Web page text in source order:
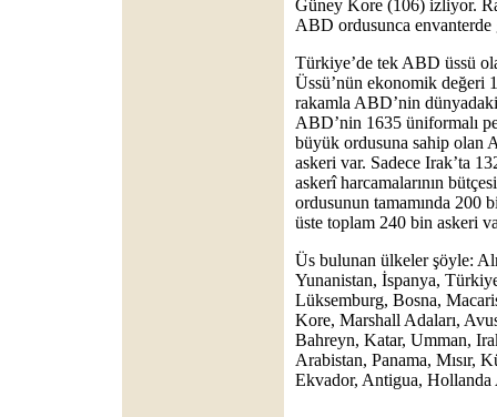
Güney Kore (106) izliyor.
ABD ordusunca
Türkiye’de tek ABD üssü
Üssü’nün ekonomik
rakamla ABD’nin
ABD’nin 1635 üniformalı
büyük ordusuna sahip olan
askeri var. Sadece Irak’ta
askerî harcamalarının
ordusunun tamamında 200
üste toplam 240 bin askeri
Üs bulunan ülkeler şöyle:
Yunanistan, İspanya,
Lüksemburg, Bosna,
Kore, Marshall Adaları,
Bahreyn, Katar, Umman,
Arabistan, Panama, Mısır,
Ekvador, Antigua, Hollanda